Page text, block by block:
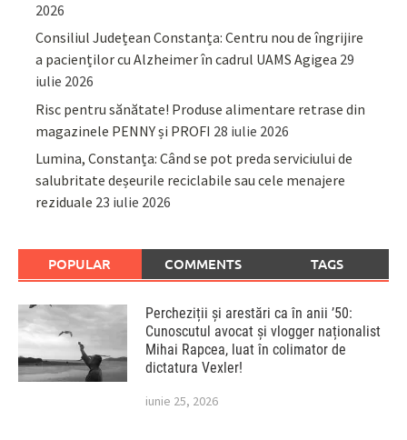
2026
Consiliul Județean Constanța: Centru nou de îngrijire
a pacienților cu Alzheimer în cadrul UAMS Agigea 29
iulie 2026
Risc pentru sănătate! Produse alimentare retrase din
magazinele PENNY și PROFI 28 iulie 2026
Lumina, Constanța: Când se pot preda serviciului de
salubritate deșeurile reciclabile sau cele menajere
reziduale 23 iulie 2026
POPULAR COMMENTS TAGS
Percheziții și arestări ca în anii ’50:
Cunoscutul avocat și vlogger naționalist
Mihai Rapcea, luat în colimator de
dictatura Vexler!
iunie 25, 2026